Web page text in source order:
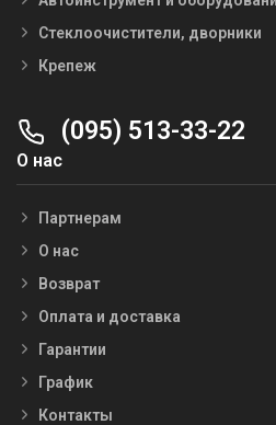
Стеклоочистители, дворники
Крепеж
(095) 513-33-22
О нас
Партнерам
О нас
Возврат
Оплата и доставка
Гарантии
График
Контакты